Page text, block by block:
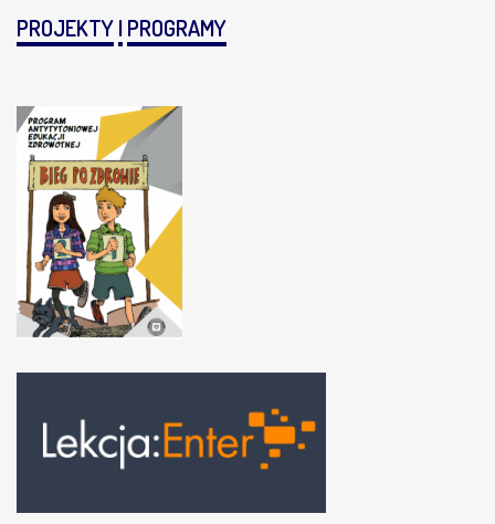
PROJEKTYIPROGRAMY